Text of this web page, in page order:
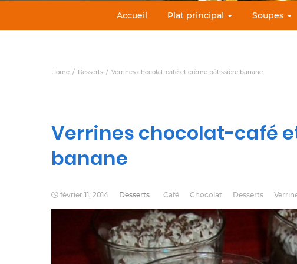
Accueil Plat principal Soupes
Home Desserts Verrines chocolat-café et crème pâtissière banane
Verrines chocolat-café
banane
février 11, 2014 Desserts Café Chocolat Desserts